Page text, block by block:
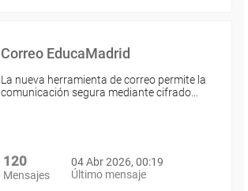
Correo EducaMadrid
La nueva herramienta de correo permite la
comunicación segura mediante cifrado…
120
Mensajes
04 Abr 2026, 00:19
Último mensaje